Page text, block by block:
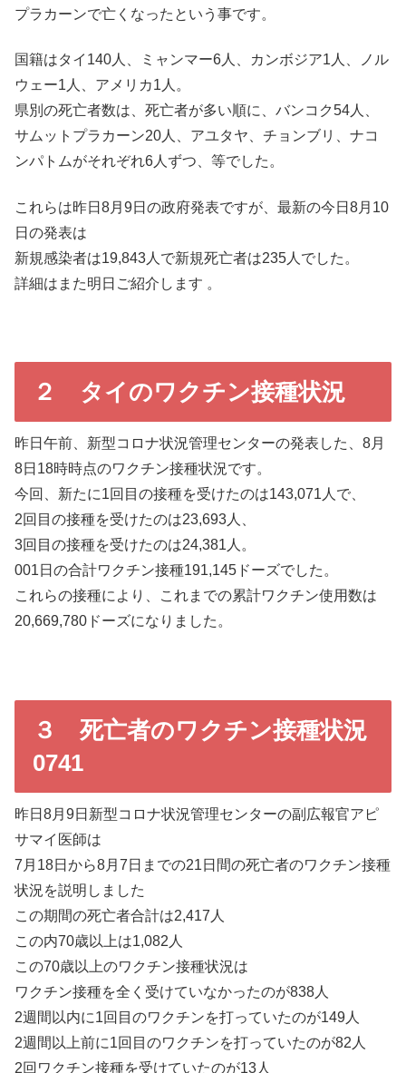
プラカーンで亡くなったという事です。
国籍はタイ140人、ミャンマー6人、カンボジア1人、ノル
ウェー1人、アメリカ1人。
県別の死亡者数は、死亡者が多い順に、バンコク54人、
サムットプラカーン20人、アユタヤ、チョンブリ、ナコ
ンパトムがそれぞれ6人ずつ、等でした。
これらは昨日8月9日の政府発表ですが、最新の今日8月10
日の発表は
新規感染者は19,843人で新規死亡者は235人でした。
詳細はまた明日ご紹介します 。
２ タイのワクチン接種状況
昨日午前、新型コロナ状況管理センターの発表した、8月
8日18時時点のワクチン接種状況です。
今回、新たに1回目の接種を受けたのは143,071人で、
2回目の接種を受けたのは23,693人、
3回目の接種を受けたのは24,381人。
001日の合計ワクチン接種191,145ドーズでした。
これらの接種により、これまでの累計ワクチン使用数は
20,669,780ドーズになりました。
３ 死亡者のワクチン接種状況
0741
昨日8月9日新型コロナ状況管理センターの副広報官アピ
サマイ医師は
7月18日から8月7日までの21日間の死亡者のワクチン接種
状況を説明しました
この期間の死亡者合計は2,417人
この内70歳以上は1,082人
この70歳以上のワクチン接種状況は
ワクチン接種を全く受けていなかったのが838人
2週間以内に1回目のワクチンを打っていたのが149人
2週間以上前に1回目のワクチンを打っていたのが82人
2回ワクチン接種を受けていたのが13人